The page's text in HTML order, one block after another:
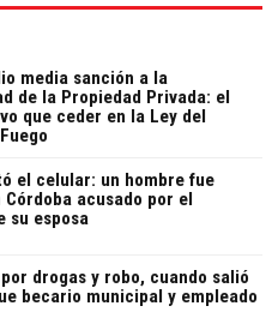
media sanción a la
de la Propiedad Privada: el
que ceder en la Ley del
el celular: un hombre fue
Córdoba acusado por el
su esposa
drogas y robo, cuando salió
becario municipal y empleado